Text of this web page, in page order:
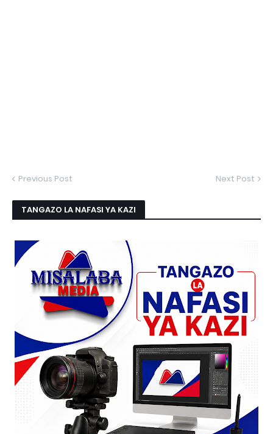
Previous Post Next Post
TANGAZO LA NAFASI YA KAZI